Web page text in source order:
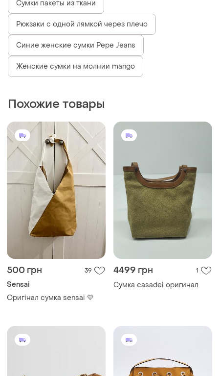
Сумки пакеты из ткани
Рюкзаки с одной лямкой через плечо
Синие женские сумки Pepe Jeans
Женские сумки на молнии mango
Похожие товары
500 грн 39
Sensai
Оригінал сумка sensai 💛
4499 грн 1
Сумка casadei оригинал